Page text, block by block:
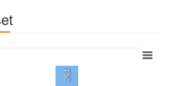
26,1